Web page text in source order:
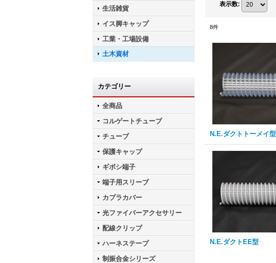
生活雑貨
イス脚キャップ
工業・工場設備
土木資材
カテゴリー
全商品
コルゲートチューブ
チューブ
保護キャップ
ギボシ端子
端子用スリーブ
カプラカバー
光ファイバーアクセサリー
配線クリップ
ハーネステープ
制振合金シリーズ
表示数:
8件
N.E.ダクトトーメイ型
N.E.ダクトEE型